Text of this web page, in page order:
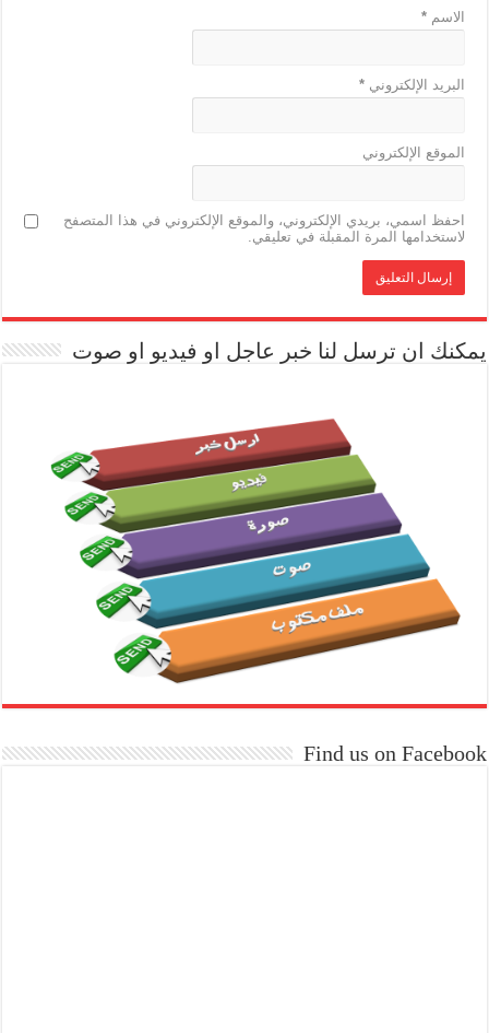
الاسم*
البريد الإلكتروني*
الموقع الإلكتروني
احفظ اسمي، بريدي الإلكتروني، والموقع الإلكتروني في هذا المتصفح
لاستخدامها المرة المقبلة في تعليقي.
يمكنك ان ترسل لنا خبر عاجل او فيديو او صوت
Find us on Facebook